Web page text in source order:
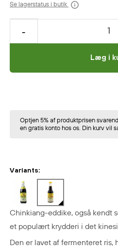
Optjen 5% af produktprisen
en gratis konto hos os. Din kurv vil
Variants:
Chinkiang-eddike, også kendt
et populært krydderi i det
Den er lavet af fermenteret ris,
Se lagerstatus i butik
Læg i